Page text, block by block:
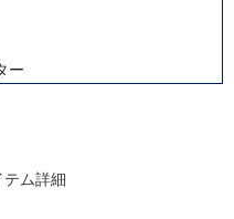
ー
テュート
ム詳細